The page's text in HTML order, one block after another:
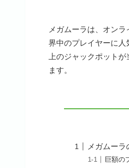
メガムーラは、オン
界中のプレイヤーに
上のジャックポット
ます。
メガムーラ
巨額の